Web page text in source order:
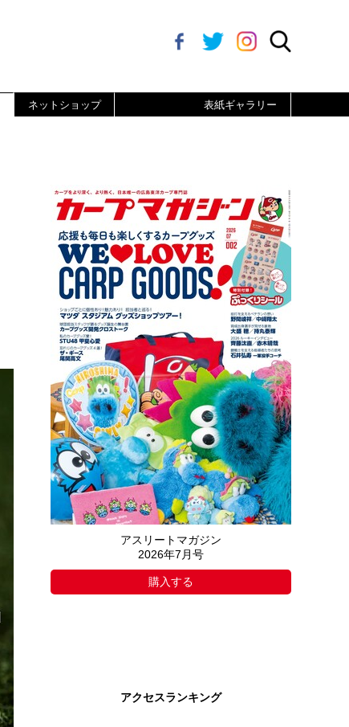
ネットショップ 表紙ギャラリー
アスリートマガジン
2026年7月号
購入する
アクセスランキング